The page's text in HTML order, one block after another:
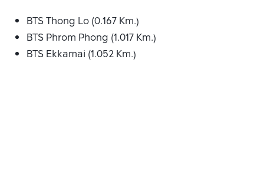
BTS Thong Lo (0.167 Km.)
BTS Phrom Phong (1.017 Km.)
BTS Ekkamai (1.052 Km.)